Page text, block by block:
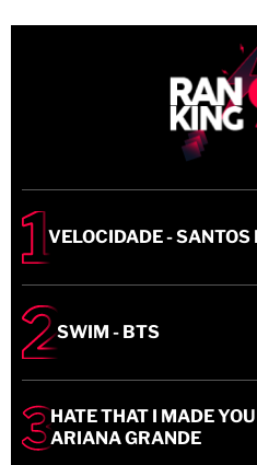
VELOCIDADE - SANTOS
SWIM - BTS
HATE THAT I MADE
ARIANA GRANDE